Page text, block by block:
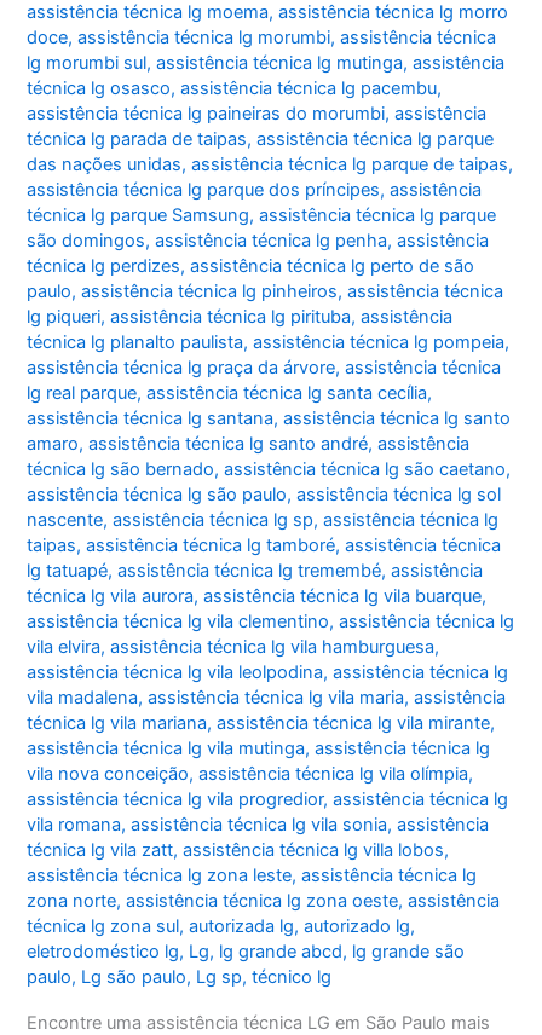
assistência técnica lg moema,assistência técnica lg morro
doce,assistência técnica lg morumbi,assistência técnica
lg morumbi sul,assistência técnica lg mutinga,assistência
técnica lg osasco,assistência técnica lg pacembu,
assistência técnica lg paineiras do morumbi,assistência
técnica lg parada de taipas,assistência técnica lg parque
das nações unidas,assistência técnica lg parque de taipas,
assistência técnica lg parque dos príncipes,assistência
técnica lg parque Samsung,assistência técnica lg parque
são domingos,assistência técnica lg penha,assistência
técnica lg perdizes,assistência técnica lg perto de são
paulo,assistência técnica lg pinheiros,assistência técnica
lg piqueri,assistência técnica lg pirituba,assistência
técnica lg planalto paulista,assistência técnica lg pompeia,
assistência técnica lg praça da árvore,assistência técnica
lg real parque,assistência técnica lg santa cecília,
assistência técnica lg santana,assistência técnica lg santo
amaro,assistência técnica lg santo andré,assistência
técnica lg são bernado,assistência técnica lg são caetano,
assistência técnica lg são paulo,assistência técnica lg sol
nascente,assistência técnica lg sp,assistência técnica lg
taipas,assistência técnica lg tamboré,assistência técnica
lg tatuapé,assistência técnica lg tremembé,assistência
técnica lg vila aurora,assistência técnica lg vila buarque,
assistência técnica lg vila clementino,assistência técnica lg
vila elvira,assistência técnica lg vila hamburguesa,
assistência técnica lg vila leolpodina,assistência técnica lg
vila madalena,assistência técnica lg vila maria,assistência
técnica lg vila mariana,assistência técnica lg vila mirante,
assistência técnica lg vila mutinga,assistência técnica lg
vila nova conceição,assistência técnica lg vila olímpia,
assistência técnica lg vila progredior,assistência técnica lg
vila romana,assistência técnica lg vila sonia,assistência
técnica lg vila zatt,assistência técnica lg villa lobos,
assistência técnica lg zona leste,assistência técnica lg
zona norte,assistência técnica lg zona oeste,assistência
técnica lg zona sul,autorizada lg,autorizado lg,
eletrodoméstico lg, Lg, lg grande abcd, lg grande são
paulo, Lg são paulo, Lg sp,técnico lg
Encontre uma assistência técnica LG em São Paulo mais